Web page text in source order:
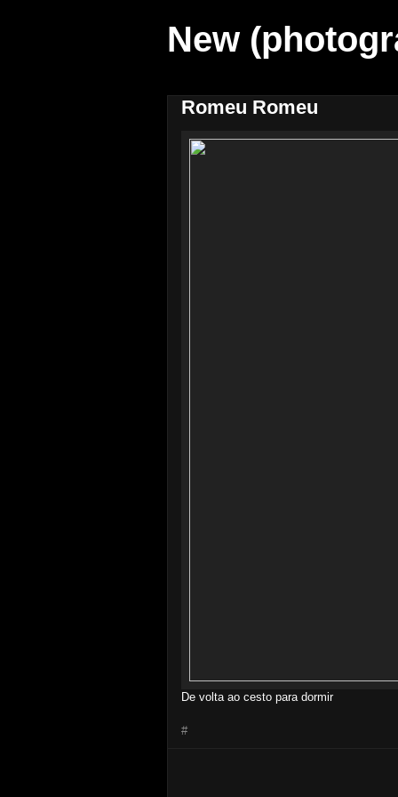
New
Romeu Romeu
De volta ao cesto para dormir
#